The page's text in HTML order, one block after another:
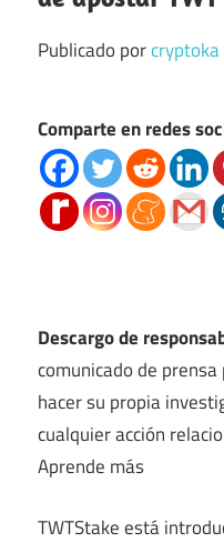
Publicado porcryptoka
Comparte en redes
Descargo de
comunicado de
hacer su propia
cualquier acción
Aprende más
TWTStake está